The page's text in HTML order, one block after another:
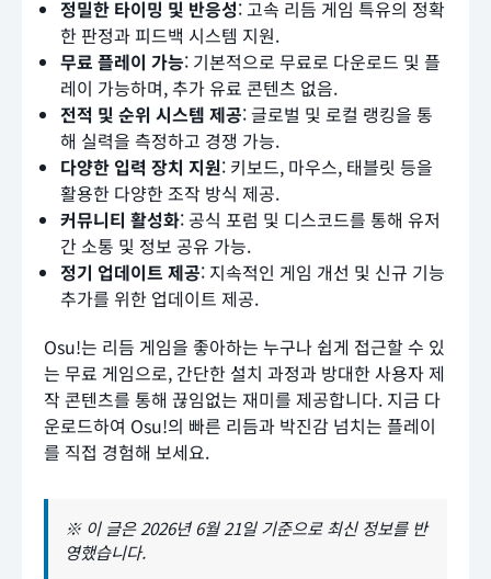
정밀한 타이밍 및 반응성: 고속 리듬 게임 특유의 정확
한 판정과 피드백 시스템 지원.
무료 플레이 가능: 기본적으로 무료로 다운로드 및 플
레이 가능하며, 추가 유료 콘텐츠 없음.
전적 및 순위 시스템 제공: 글로벌 및 로컬 랭킹을 통
해 실력을 측정하고 경쟁 가능.
다양한 입력 장치 지원: 키보드, 마우스, 태블릿 등을
활용한 다양한 조작 방식 제공.
커뮤니티 활성화: 공식 포럼 및 디스코드를 통해 유저
간 소통 및 정보 공유 가능.
정기 업데이트 제공: 지속적인 게임 개선 및 신규 기능
추가를 위한 업데이트 제공.
Osu!는 리듬 게임을 좋아하는 누구나 쉽게 접근할 수 있
는 무료 게임으로, 간단한 설치 과정과 방대한 사용자 제
작 콘텐츠를 통해 끊임없는 재미를 제공합니다. 지금 다
운로드하여 Osu!의 빠른 리듬과 박진감 넘치는 플레이
를 직접 경험해 보세요.
※ 이 글은 2026년 6월 21일 기준으로 최신 정보를 반
영했습니다.